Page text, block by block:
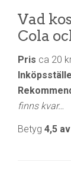
Vad
Cola
Pris ca 20
Inköpsställe
finns kvar…
Betyg 4,5